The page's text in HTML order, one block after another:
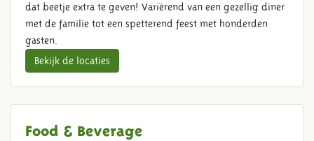
dat beetje extra te geven! Variërend van een gezellig diner
met de familie tot een spetterend feest met honderden
gasten.
Bekijk de locaties
Food & Beverage